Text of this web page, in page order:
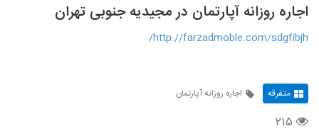
اجاره روزانه آپارتمان در مجیدیه جنوبی تهران
http://farzadmoble.com/sdgfibjh/
متفرقه اجاره روزانه آپارتمان
۲۱۵